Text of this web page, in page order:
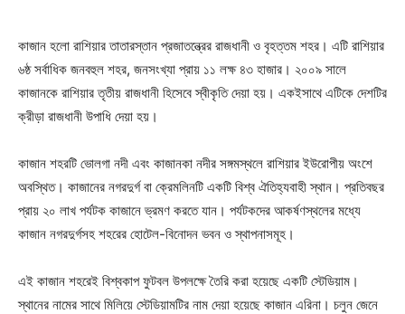
কাজান হলো রাশিয়ার তাতারস্তান প্রজাতন্ত্রের রাজধানী ও বৃহত্তম শহর। এটি রাশিয়ার
৬ষ্ঠ সর্বাধিক জনবহুল শহর, জনসংখ্যা প্রায় ১১ লক্ষ ৪৩ হাজার। ২০০৯ সালে
কাজানকে রাশিয়ার তৃতীয় রাজধানী হিসেবে স্বীকৃতি দেয়া হয়। একইসাথে এটিকে দেশটির
ক্রীড়া রাজধানী উপাধি দেয়া হয়।
কাজান শহরটি ভোলগা নদী এবং কাজানকা নদীর সঙ্গমস্থলে রাশিয়ার ইউরোপীয় অংশে
অবস্থিত। কাজানের নগরদুর্গ বা ক্রেমলিনটি একটি বিশ্ব ঐতিহ্যবাহী স্থান। প্রতিবছর
প্রায় ২০ লাখ পর্যটক কাজানে ভ্রমণ করতে যান। পর্যটকদের আকর্ষণস্থলের মধ্যে
কাজান নগরদুর্গসহ শহরের হোটেল-বিনোদন ভবন ও স্থাপনাসমূহ।
এই কাজান শহরেই বিশ্বকাপ ফুটবল উপলক্ষে তৈরি করা হয়েছে একটি স্টেডিয়াম।
স্থানের নামের সাথে মিলিয়ে স্টেডিয়ামটির নাম দেয়া হয়েছে কাজান এরিনা। চলুন জেনে